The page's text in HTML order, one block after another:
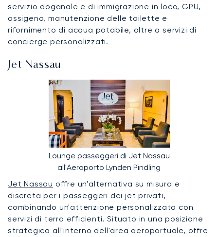
servizio doganale e di immigrazione in loco, GPU,
ossigeno, manutenzione delle toilette e
rifornimento di acqua potabile, oltre a servizi di
concierge personalizzati.
Jet Nassau
Lounge passeggeri di Jet Nassau
all'Aeroporto Lynden Pindling
Jet Nassau offre un'alternativa su misura e
discreta per i passeggeri dei jet privati,
combinando un'attenzione personalizzata con
servizi di terra efficienti. Situato in una posizione
strategica all'interno dell'area aeroportuale, offre